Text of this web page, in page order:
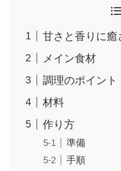
甘さと香りに癒
メイン食材
調理のポイント
材料
作り方
準備
手順